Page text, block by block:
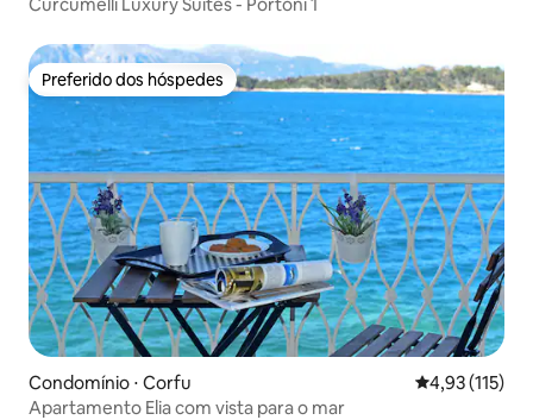
Curcumelli Luxury Suites - Portoni 1
Preferido dos hóspedes
Preferido dos hóspedes
Condomínio ⋅ Corfu 4,93 de uma
4,93 (115)
Apartamento Elia com vista para o mar